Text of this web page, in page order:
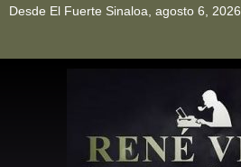
Desde El Fuerte Sinaloa, agosto 6, 2026